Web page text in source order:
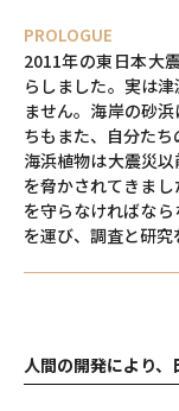
PROLOGUE
2011年の東日本大
らしました。実は
ません。海岸の砂
ちもまた、自分たち
海浜植物は大震災
を脅かされてきま
を守らなければな
を運び、調査と研究
⼈間の開発により、